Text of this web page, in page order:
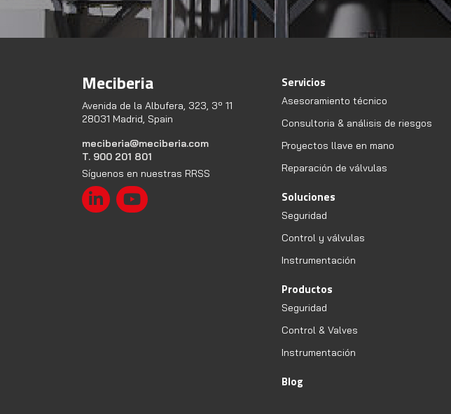
Meciberia
Avenida de la Albufera, 323, 3º 11
28031 Madrid, Spain
meciberia@meciberia.com
T. 900 201 801
Síguenos en nuestras RRSS
Servicios
Asesoramiento técnico
Consultoria & análisis de riesgos
Proyectos llave en mano
Reparación de válvulas
Soluciones
Seguridad
Control y válvulas
Instrumentación
Productos
Seguridad
Control & Valves
Instrumentación
Blog